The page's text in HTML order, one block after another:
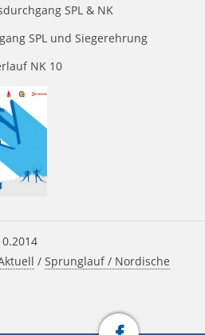
SPL & NK
SPL und Siegerehrung
NK 10
/Sprunglauf / Nordische